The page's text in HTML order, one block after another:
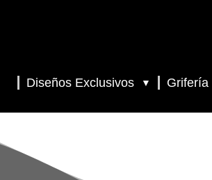
Diseños Exclusivos ▼ Grifería